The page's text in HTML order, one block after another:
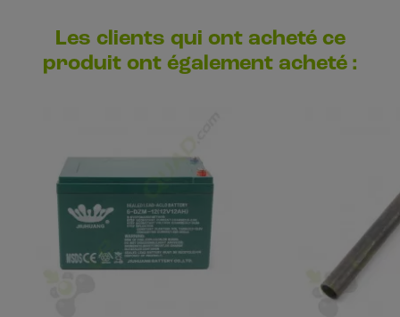
Les clients qui ont acheté ce
produit ont également acheté :